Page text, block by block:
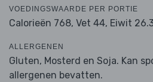
VOEDINGSWAARDE PER PORTIE
Calorieën 768, Vet 44, Eiwit
ALLERGENEN
Gluten, Mosterd en Soja. Kan
allergenen bevatten.